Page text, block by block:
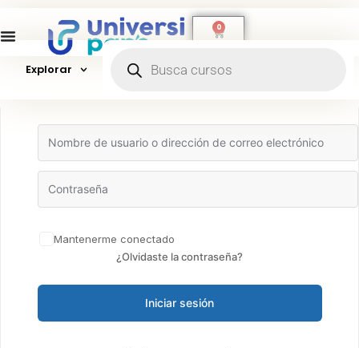
0
Explorar
Hola, ¡bienvenido de nuevo!
Mantenerme conectado
¿Olvidaste la contraseña?
Iniciar sesión